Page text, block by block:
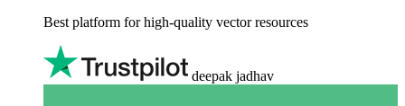
Best platform for high-quality vector resources
deepak jadhav